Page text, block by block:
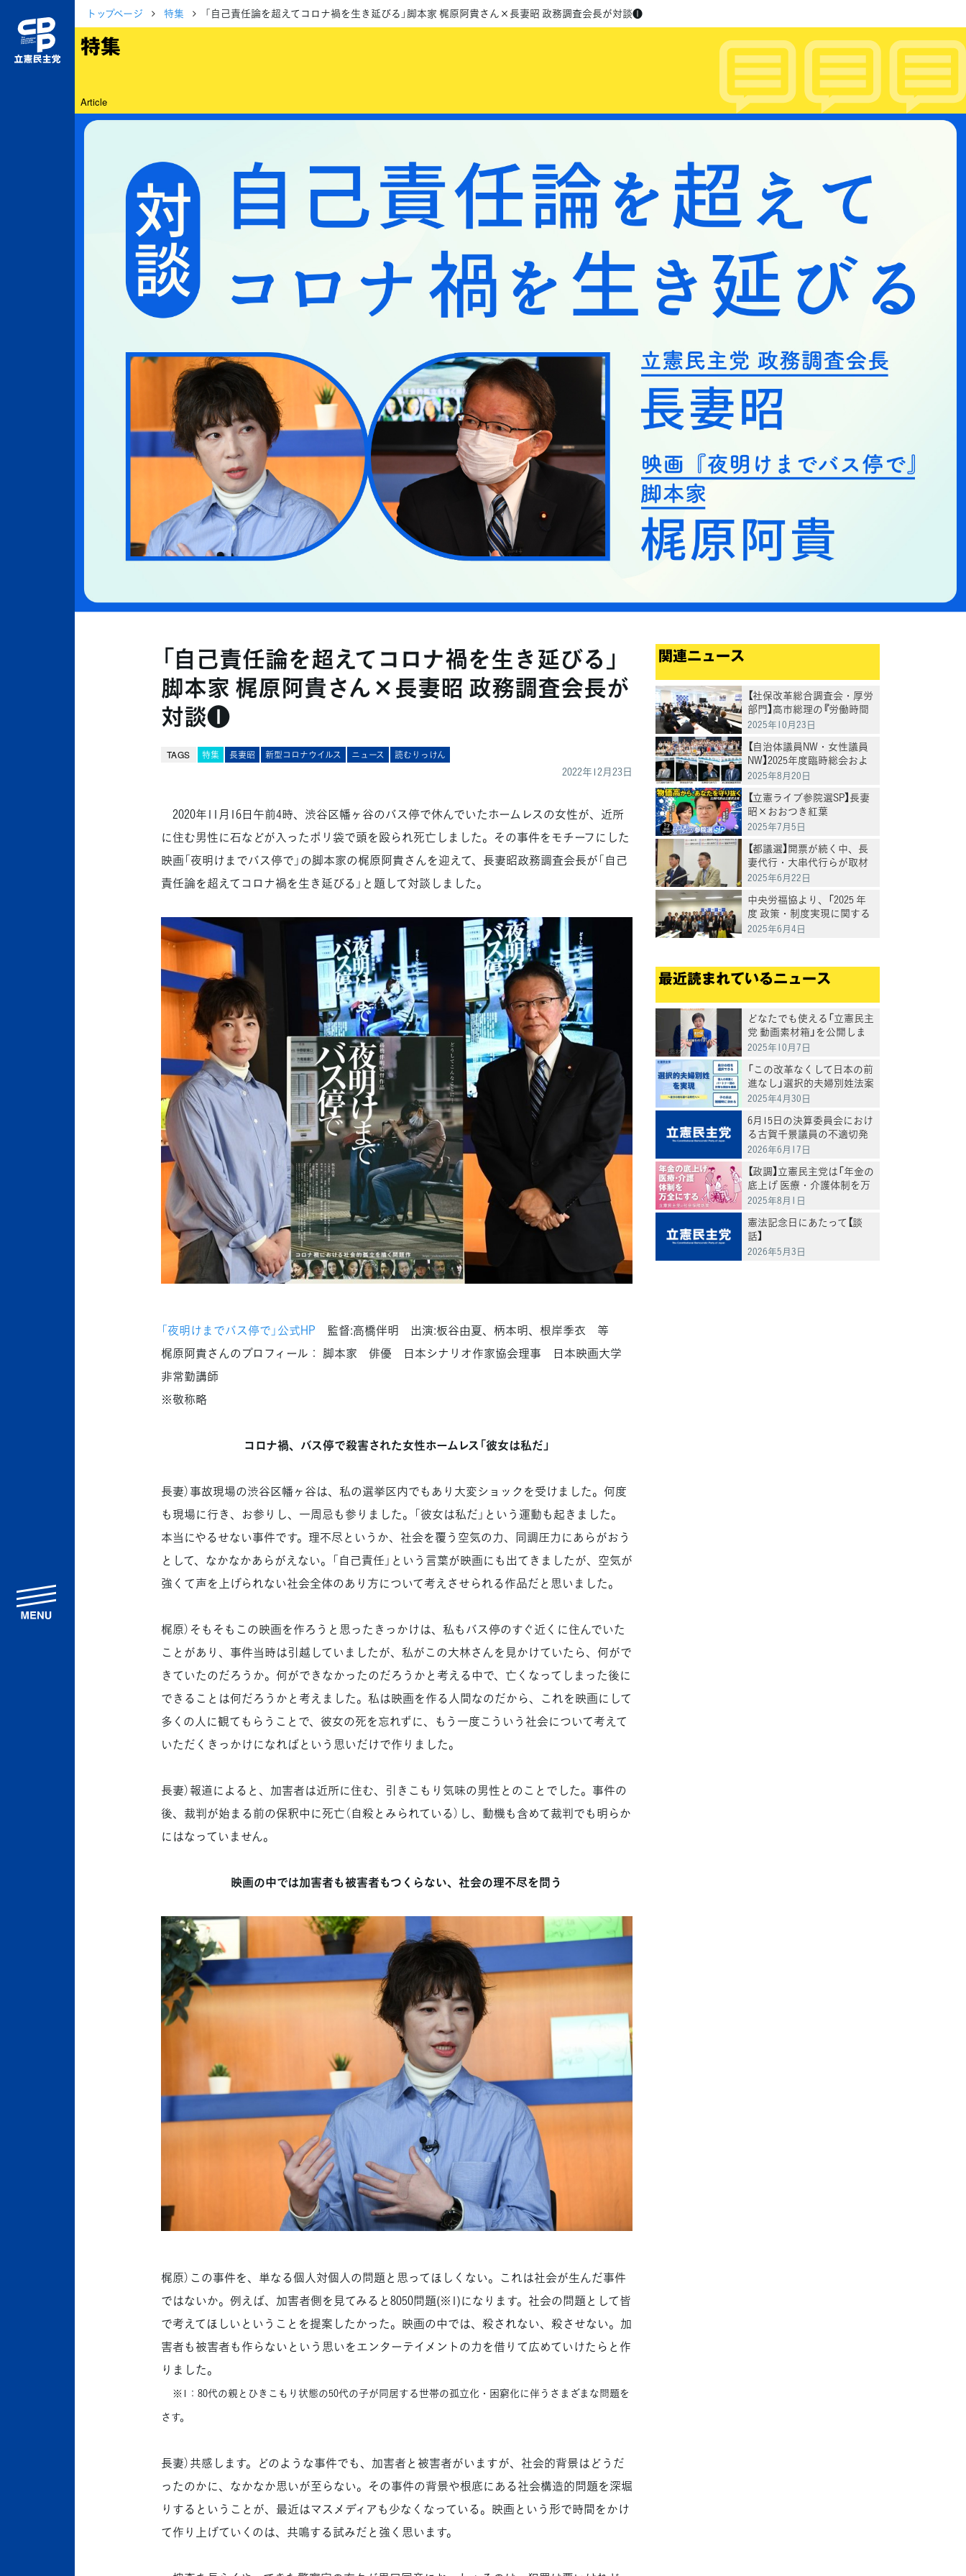
トップページ 特集 「自己責任論を超えてコロナ禍を生き延びる」脚本家 梶原阿貴さん×長妻昭 政務調査会長が対談❶
特集
Article
「自己責任論を超えてコロナ禍を生き延びる」
脚本家 梶原阿貴さん×長妻昭 政務調査会長が
対談❶
TAGS 特集 長妻昭 新型コロナウイルス ニュース 読むりっけん
2022年12月23日
2020年11月16日午前4時、渋谷区幡ヶ谷のバス停で休んでいたホームレスの女性が、近所
に住む男性に石などが入ったポリ袋で頭を殴られ死亡しました。その事件をモチーフにした
映画「夜明けまでバス停で」の脚本家の梶原阿貴さんを迎えて、長妻昭政務調査会長が「自己
責任論を超えてコロナ禍を生き延びる」と題して対談しました。
「夜明けまでバス停で」公式HP 監督:高橋伴明 出演:板谷由夏、柄本明、根岸季衣 等
梶原阿貴さんのプロフィール： 脚本家 俳優 日本シナリオ作家協会理事 日本映画大学
非常勤講師
※敬称略
コロナ禍、バス停で殺害された女性ホームレス「彼女は私だ」
長妻）事故現場の渋谷区幡ヶ谷は、私の選挙区内でもあり大変ショックを受けました。何度
も現場に行き、お参りし、一周忌も参りました。「彼女は私だ」という運動も起きました。
本当にやるせない事件です。理不尽というか、社会を覆う空気の力、同調圧力にあらがおう
として、なかなかあらがえない。「自己責任」という言葉が映画にも出てきましたが、空気が
強くて声を上げられない社会全体のあり方について考えさせられる作品だと思いました。
梶原）そもそもこの映画を作ろうと思ったきっかけは、私もバス停のすぐ近くに住んでいた
ことがあり、事件当時は引越していましたが、私がこの大林さんを見かけていたら、何がで
きていたのだろうか。何ができなかったのだろうかと考える中で、亡くなってしまった後に
できることは何だろうかと考えました。私は映画を作る人間なのだから、これを映画にして
多くの人に観てもらうことで、彼女の死を忘れずに、もう一度こういう社会について考えて
いただくきっかけになればという思いだけで作りました。
長妻）報道によると、加害者は近所に住む、引きこもり気味の男性とのことでした。事件の
後、裁判が始まる前の保釈中に死亡（自殺とみられている）し、動機も含めて裁判でも明らか
にはなっていません。
映画の中では加害者も被害者もつくらない、社会の理不尽を問う
梶原）この事件を、単なる個人対個人の問題と思ってほしくない。これは社会が生んだ事件
ではないか。例えば、加害者側を見てみると8050問題(※1)になります。社会の問題として皆
で考えてほしいということを提案したかった。映画の中では、殺されない、殺させない。加
害者も被害者も作らないという思いをエンターテイメントの力を借りて広めていけたらと作
りました。
※1：80代の親とひきこもり状態の50代の子が同居する世帯の孤立化・困窮化に伴うさまざまな問題を
さす。
長妻）共感します。どのような事件でも、加害者と被害者がいますが、社会的背景はどうだ
ったのかに、なかなか思いが至らない。その事件の背景や根底にある社会構造的問題を深堀
りするということが、最近はマスメディアも少なくなっている。映画という形で時間をかけ
て作り上げていくのは、共鳴する試みだと強く思います。
関連ニュース
【社保改革総合調査会・厚労
部門】高市総理の『労働時間
規制の緩和検討』について、
護団よりヒアリング
2025年10月23日
【自治体議員NW・女性議員
NW】2025年度臨時総会およ
び合同夏季研修会を開催
2025年8月20日
【立憲ライブ参院選SP】長妻
昭×おおつき紅葉
2025年7月5日
【都議選】開票が続く中、長
妻代行・大串代行らが取材
に応じる
2025年6月22日
中央労福協より、「2025 年
度 政策・制度実現に関する
申し入れ」について要請を受
2025年6月4日
最近読まれているニュース
どなたでも使える「立憲民主
党 動画素材箱」を公開しま
した
2025年10月7日
「この改革なくして日本の前
進なし」選択的夫婦別姓法案
を提出
2025年4月30日
6月15日の決算委員会におけ
る古賀千景議員の不適切発
言と処分について
2026年6月17日
【政調】立憲民主党は「年金の
底上げ 医療・介護体制を万
全にする」
2025年8月1日
憲法記念日にあたって【談
話】
2026年5月3日